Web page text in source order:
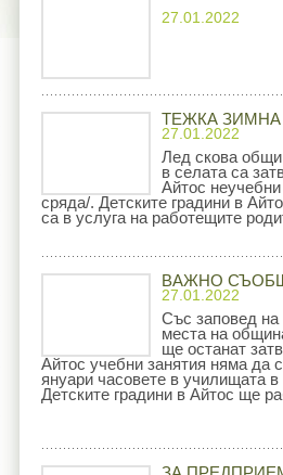
27.01.2022
ТЕЖКА
27.01.2022
Лед скова
в селата са
Айтос
сряда/. Детските градини в
са в услуга на работещите
ВАЖНО
27.01.2022
Със заповед
места на
ще останат
Айтос учебни занятия няма да
януари часовете в училищата
Детските градини в Айтос ще